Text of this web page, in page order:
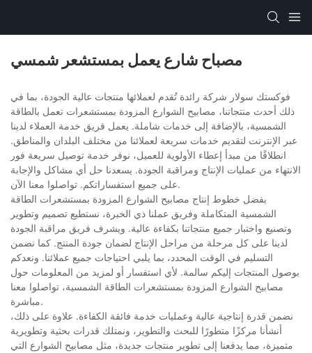
مصباح شارع يعمل بمستشعر شمسي
فوكستك سولار شركة رائدة تُقدم لعملائها منتجات عالية الجودة، بما في
ذلك أحدث منتجاتنا، مصابيح الشوارع المزودة بمستشعرات تعمل بالطاقة
الشمسية، بالإضافة إلى خدمات شاملة. يعمل فريق خدمة العملاء لدينا
عبر الإنترنت لتقديم خدمات سريعة لعملائنا من مختلف البلدان والمناطق.
انطلاقًا من مبدأ إعطاء الأولوية للعميل، نوفر خدمة توصيل سريعة فور
الانتهاء من عمليات الإنتاج ومراقبة الجودة. يسعدنا حل أي مشاكل والإجابة
على جميع استفساراتكم. تواصلوا معنا الآن.
بفضل خطوط إنتاج مصابيح الشوارع المزودة بمستشعرات الطاقة
الشمسية المتكاملة وفريق عملنا ذي الخبرة، نستطيع تصميم وتطوير
وتصنيع واختبار جميع منتجاتنا بكفاءة عالية. ويشرف فريق مراقبة الجودة
لدينا على كل مرحلة من مراحل الإنتاج لضمان جودة المنتج. كما نضمن
التسليم في الوقت المحدد، بما يلبي احتياجات جميع عملائنا. ونعدكم
بوصول المنتجات إليكم سالمة. لأي استفسار أو لمزيد من المعلومات حول
مصابيح الشوارع المزودة بمستشعرات الطاقة الشمسية، تواصلوا معنا
مباشرة.
نضمن قدرة إنتاجية عالية وعمليات خدمة فائقة الكفاءة. علاوة على ذلك،
أنشأنا مركزًا متطورًا للبحث والتطوير، ونمتلك قدرات بحثية وتطويرية
متميزة، مما يدفعنا إلى تطوير منتجات جديدة، مثل مصابيح الشوارع التي